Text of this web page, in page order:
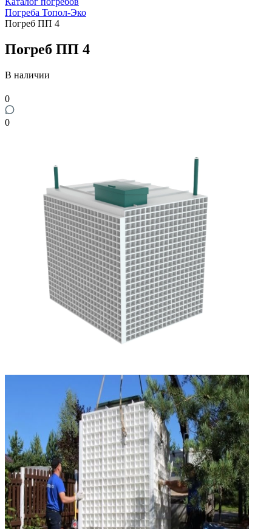
Погреба Топол-Эко
Погреб ПП 4
Погреб ПП 4
В наличии
0
0